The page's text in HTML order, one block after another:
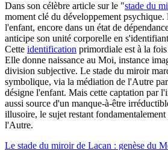
Dans son célèbre article sur le "stade du
moment clé du développement psychique.
l'enfant, encore dans un état de
anticipe son unité corporelle en
Cette identification primordiale est à la
Elle donne naissance au Moi, instance
division subjective. Le stade du miroir
symbolique, via la médiation de l'Autre
désigne l'enfant. Mais cette captation par
aussi source d'un manque-à-être
illusoire, le sujet restant fondamentalement
l'Autre.
Le stade du miroir de Lacan : genèse du